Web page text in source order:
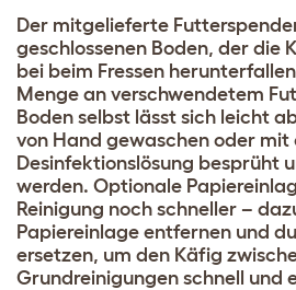
Der mitgelieferte
geschlossenen Boden, der die
bei beim Fressen
Menge an verschwendetem
Boden selbst lässt sich leicht
von Hand gewaschen oder mit
Desinfektionslösung besprüht
werden. Optionale
Reinigung noch schneller –
Papiereinlage entfernen und
ersetzen, um den Käfig
Grundreinigungen schnell und